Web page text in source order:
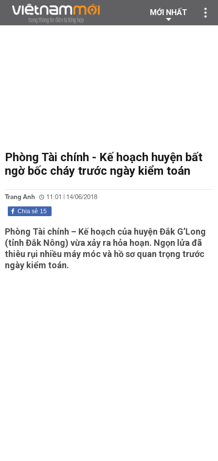
MỚI NHẤT
Phòng Tài chính - Kế hoạch huyện bất
ngờ bốc cháy trước ngày kiểm toán
Trang Anh 11:01 | 14/06/2018
15
Chia sẻ
Phòng Tài chính – Kế hoạch của huyện Đắk G’Long
(tỉnh Đắk Nông) vừa xảy ra hỏa hoạn. Ngọn lửa đã
thiêu rụi nhiều máy móc và hồ sơ quan trọng trước
ngày kiểm toán.